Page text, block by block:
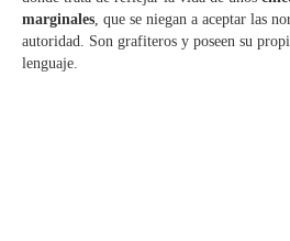
marginales, que se niegan a aceptar las
autoridad. Son grafiteros y poseen su
lenguaje.